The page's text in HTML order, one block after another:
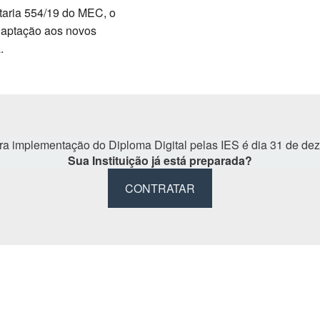
554/19 do MEC, o
aos novos
implementação do Diploma Digital pelas IES é dia 31 de
Sua Instituição já está preparada?
CONTRATAR